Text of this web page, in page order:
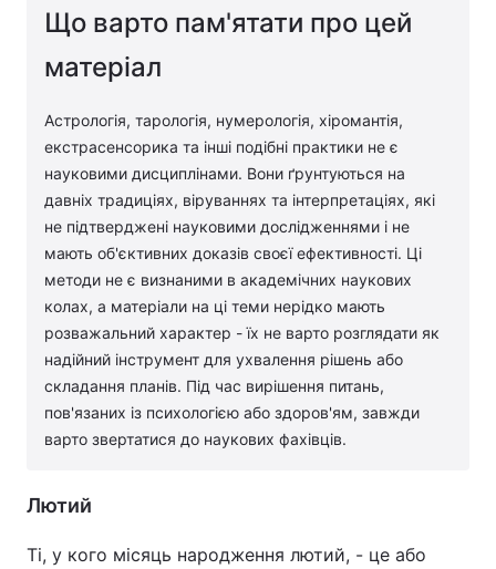
Що варто пам'ятати про цей
матеріал
Астрологія, тарологія, нумерологія, хіромантія,
екстрасенсорика та інші подібні практики не є
науковими дисциплінами. Вони ґрунтуються на
давніх традиціях, віруваннях та інтерпретаціях, які
не підтверджені науковими дослідженнями і не
мають об'єктивних доказів своєї ефективності. Ці
методи не є визнаними в академічних наукових
колах, а матеріали на ці теми нерідко мають
розважальний характер - їх не варто розглядати як
надійний інструмент для ухвалення рішень або
складання планів. Під час вирішення питань,
пов'язаних із психологією або здоров'ям, завжди
варто звертатися до наукових фахівців.
Лютий
Ті, у кого місяць народження лютий, - це або